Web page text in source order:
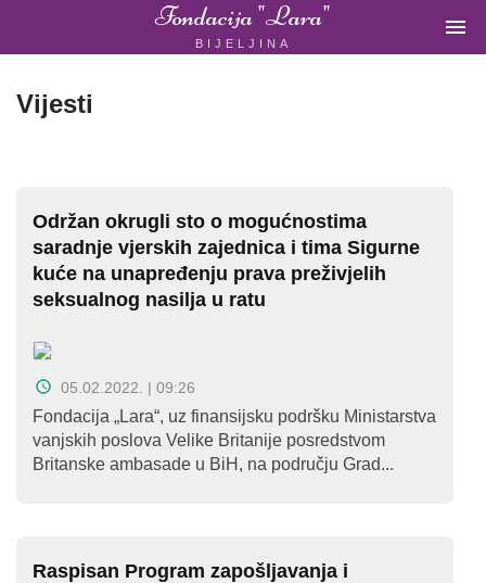
Fondacija "Lara"
BIJELJINA

ORGANIZACIJA
Fondacija
"Lara"
Bijeljina
Početna
Aktuelnosti
Vijesti
Održan okrugli sto o mogućnostima
saradnje vjerskih zajednica i tima Sigurne
kuće na unapređenju prava preživjelih
seksualnog nasilja u ratu
05.02.2022. | 09:26
Fondacija „Lara“, uz finansijsku podršku Ministarstva
vanjskih poslova Velike Britanije posredstvom
Britanske ambasade u BiH, na području Grad...
Raspisan Program zapošljavanja i